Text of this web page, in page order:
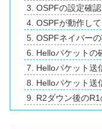
OSPFの設定確認
OSPFが動作し
OSPFネイバー
Helloパケットの
Helloパケット送
Helloパケット送
R2ダウン後の